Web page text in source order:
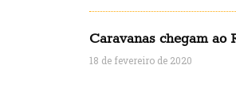
Caravanas chegam ao
18 de fevereiro de 2020